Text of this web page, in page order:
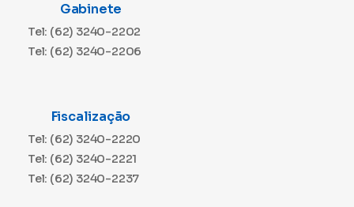
Gabinete
Tel: (62) 3240-2202
Tel: (62) 3240-2206
Fiscalização
Tel: (62) 3240-2220
Tel: (62) 3240-2221
Tel: (62) 3240-2237